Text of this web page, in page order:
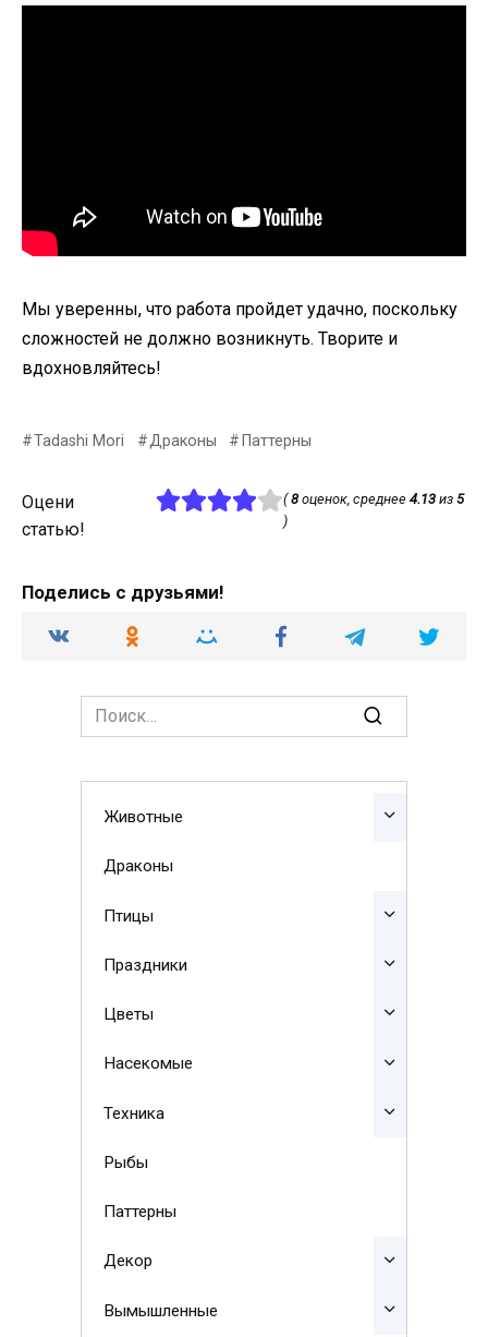
Мы уверенны, что работа пройдет удачно, поскольку
сложностей не должно возникнуть. Творите и
вдохновляйтесь!
Tadashi Mori Драконы Паттерны
Оцени
статью!
(8оценок, среднее 4.13из 5
)
Поделись с друзьями!
Search
for:
Животные
Драконы
Птицы
Праздники
Цветы
Насекомые
Техника
Рыбы
Паттерны
Декор
Вымышленные